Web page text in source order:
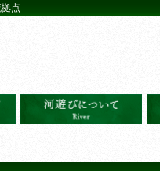
点